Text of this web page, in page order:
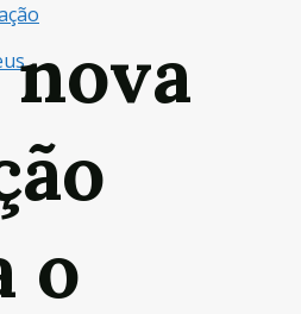
nova
o